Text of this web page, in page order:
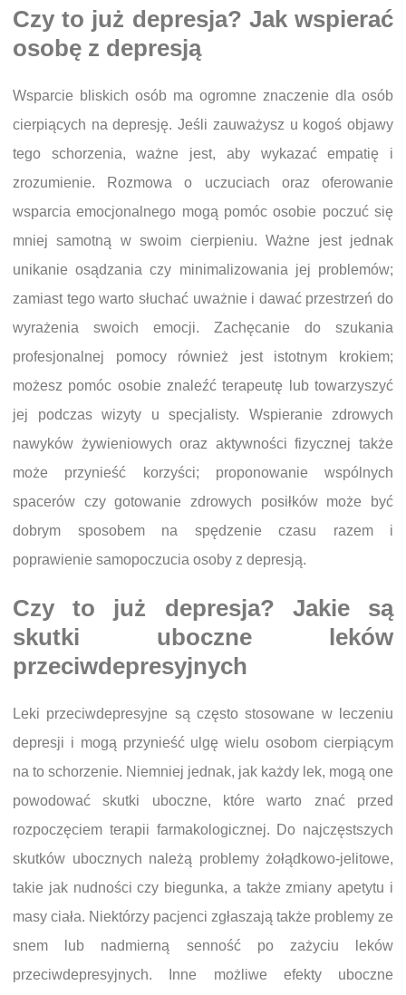
Czy to już depresja? Jak wspierać
osobę z depresją
Wsparcie bliskich osób ma ogromne znaczenie dla osób
cierpiących na depresję. Jeśli zauważysz u kogoś objawy
tego schorzenia, ważne jest, aby wykazać empatię i
zrozumienie. Rozmowa o uczuciach oraz oferowanie
wsparcia emocjonalnego mogą pomóc osobie poczuć się
mniej samotną w swoim cierpieniu. Ważne jest jednak
unikanie osądzania czy minimalizowania jej problemów;
zamiast tego warto słuchać uważnie i dawać przestrzeń do
wyrażenia swoich emocji. Zachęcanie do szukania
profesjonalnej pomocy również jest istotnym krokiem;
możesz pomóc osobie znaleźć terapeutę lub towarzyszyć
jej podczas wizyty u specjalisty. Wspieranie zdrowych
nawyków żywieniowych oraz aktywności fizycznej także
może przynieść korzyści; proponowanie wspólnych
spacerów czy gotowanie zdrowych posiłków może być
dobrym sposobem na spędzenie czasu razem i
poprawienie samopoczucia osoby z depresją.
Czy to już depresja? Jakie są
skutki uboczne leków
przeciwdepresyjnych
Leki przeciwdepresyjne są często stosowane w leczeniu
depresji i mogą przynieść ulgę wielu osobom cierpiącym
na to schorzenie. Niemniej jednak, jak każdy lek, mogą one
powodować skutki uboczne, które warto znać przed
rozpoczęciem terapii farmakologicznej. Do najczęstszych
skutków ubocznych należą problemy żołądkowo-jelitowe,
takie jak nudności czy biegunka, a także zmiany apetytu i
masy ciała. Niektórzy pacjenci zgłaszają także problemy ze
snem lub nadmierną senność po zażyciu leków
przeciwdepresyjnych. Inne możliwe efekty uboczne